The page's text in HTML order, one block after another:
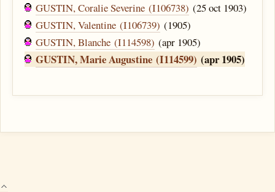
GUSTIN, Coralie Severine (I106738) (25 oct 1903)
GUSTIN, Valentine (I106739) (1905)
GUSTIN, Blanche (I114598) (apr 1905)
GUSTIN, Marie Augustine (I114599) (apr 1905)